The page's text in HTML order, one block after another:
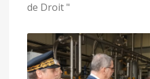
de Droit "